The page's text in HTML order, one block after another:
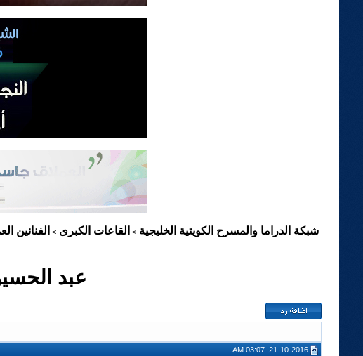
شبكة الدراما والمسرح الكويتية الخليجية > القاعات الكبرى > الفنانين
عبد
21-10-2016, 03:07 AM